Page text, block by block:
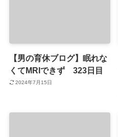
【男の育休ブログ】眠れな
くてMRIできず 323日目
2024年7月15日